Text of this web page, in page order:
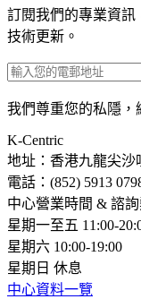
訂閱我們的專業資訊
技術更新。
我們尊重您的私隱，
K-Centric
地址：香港九龍尖沙
電話：(852) 5913
中心營業時間 & 諮詢
星期一至五 11:00-
星期六 10:00-19:00
星期日 休息
中心資料一覽